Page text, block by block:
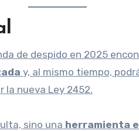
de despido en 2025
y, al mismo tiempo,
la nueva Ley 2452.
sino una herramienta